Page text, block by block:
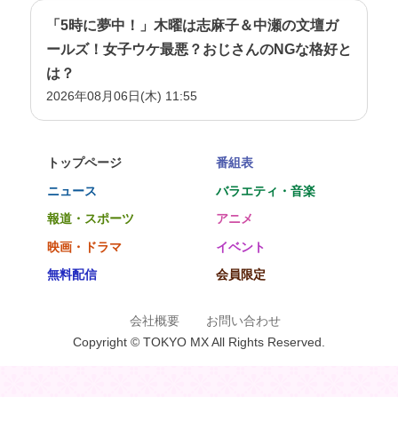
「5時に夢中！」木曜は志麻子＆中瀬の文壇ガ
ールズ！女子ウケ最悪？おじさんのNGな格好と
は？
2026年08月06日(木) 11:55
トップページ
番組表
ニュース
バラエティ・音楽
報道・スポーツ
アニメ
映画・ドラマ
イベント
無料配信
会員限定
会社概要
お問い合わせ
Copyright © TOKYO MX All Rights Reserved.